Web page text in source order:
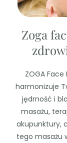
Zoga
ZOGA
harmonizuje
jędrność i
masażu,
akupunktury,
tego masażu